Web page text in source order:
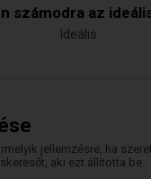
számodra az
Ideális
jellemzésre, ha
aki ezt állította be.